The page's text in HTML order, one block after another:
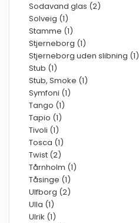
Sodavand glas (2)
Solveig (1)
Stamme (1)
Stjerneborg (1)
Stjerneborg uden slibning (1)
Stub (1)
Stub, Smoke (1)
Symfoni (1)
Tango (1)
Tapio (1)
Tivoli (1)
Tosca (1)
Twist (2)
Tårnholm (1)
Tåsinge (1)
Ulfborg (2)
Ulla (1)
Ulrik (1)